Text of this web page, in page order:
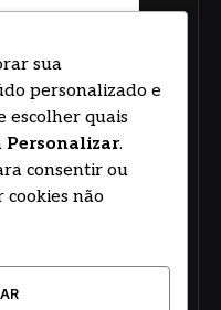
sua
personalizado e
escolher quais
Personalizar.
consentir ou
cookies não